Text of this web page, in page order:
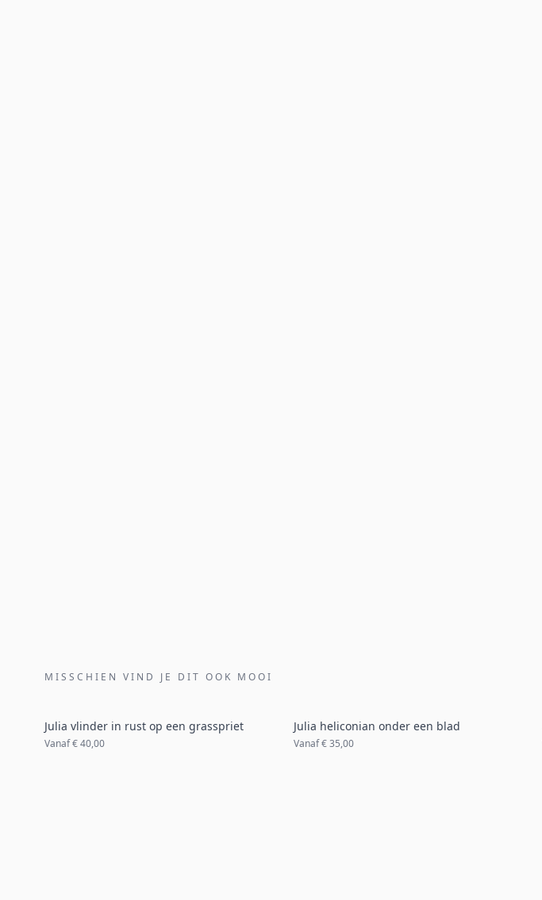
MISSCHIEN VIND JE DIT OOK MOOI
Julia vlinder in rust op een grasspriet
Vanaf€ 40,00
Julia heliconian onder een blad
Vanaf€ 35,00